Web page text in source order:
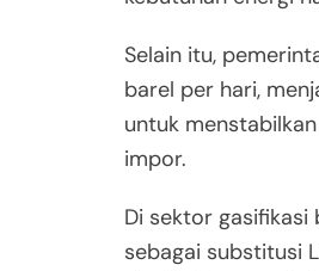
Selain itu,
barel per hari,
untuk
impor.
Di sektor
sebagai substitusi